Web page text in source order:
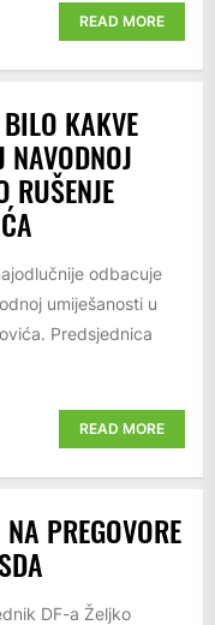
READ MORE
KAKVE
NAVODNOJ
RUŠENJE
odbacuje
umiješanosti u
Predsjednica
READ MORE
PREGOVORE
DF-a Željko